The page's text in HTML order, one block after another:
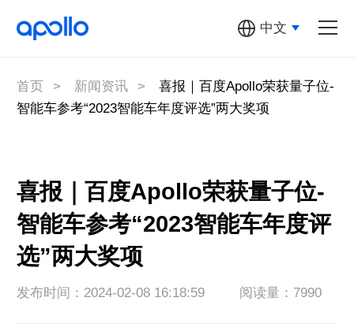
汽车机器人
萝卜快跑
平台
百度地图
关于Apollo
多元汽车机器人
中文
首页 > 新闻资讯 >
喜报｜百度Apollo荣获量子位-
智能车参考“2023智能车年度评选”两大奖项
喜报｜百度Apollo荣获量子位-
智能车参考“2023智能车年度评
选”两大奖项
发布时间：2024-02-08 16:18:59 阅读量：7990